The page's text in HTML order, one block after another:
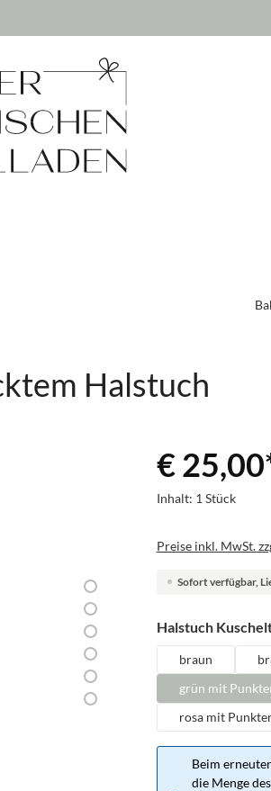
Halstuch
€ 25,00
Inhalt: 1 Stück
Preise inkl. MwSt.
Sofort verfügbar,
Halstuch
braun
grün mit
rosa mit
Beim
die Menge